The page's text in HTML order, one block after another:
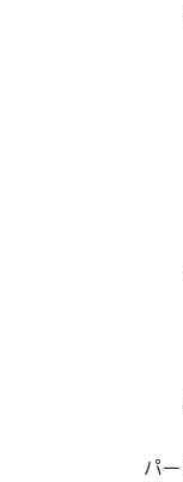
パ